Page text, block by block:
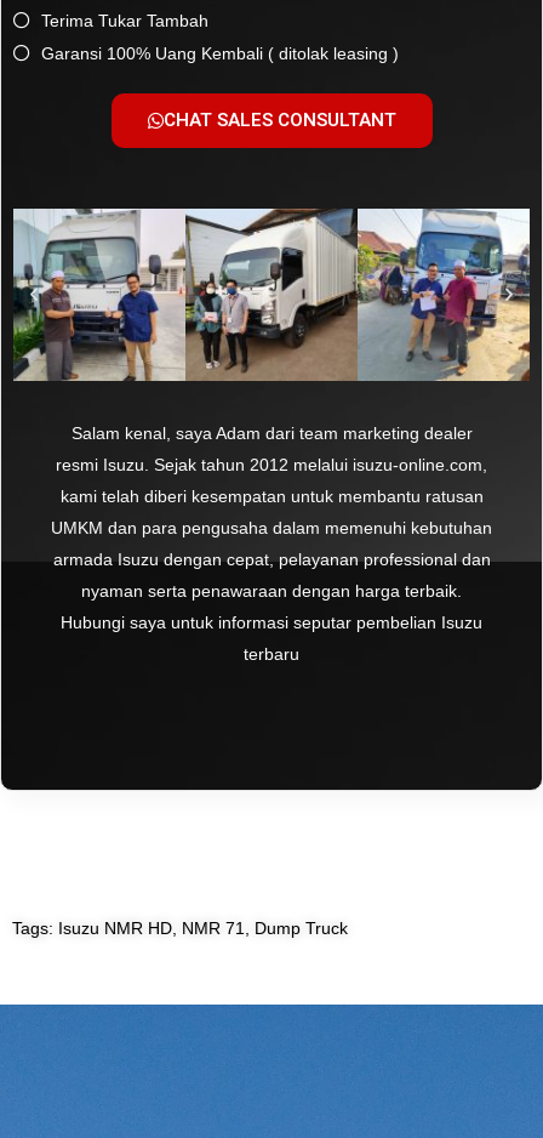
Terima Tukar Tambah
Garansi 100% Uang Kembali ( ditolak leasing )
CHAT SALES CONSULTANT
Salam kenal, saya Adam dari team marketing dealer
resmi Isuzu. Sejak tahun 2012 melalui isuzu-online.com,
kami telah diberi kesempatan untuk membantu ratusan
UMKM dan para pengusaha dalam memenuhi kebutuhan
armada Isuzu dengan cepat, pelayanan professional dan
nyaman serta penawaraan dengan harga terbaik.
Hubungi saya untuk informasi seputar pembelian Isuzu
terbaru
Tags: Isuzu NMR HD, NMR 71, Dump Truck